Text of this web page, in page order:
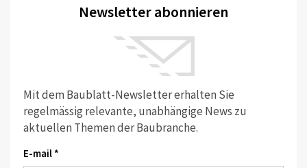
Newsletter abonnieren
Mit dem Baublatt-Newsletter erhalten Sie
regelmässig relevante, unabhängige News zu
aktuellen Themen der Baubranche.
E-mail *